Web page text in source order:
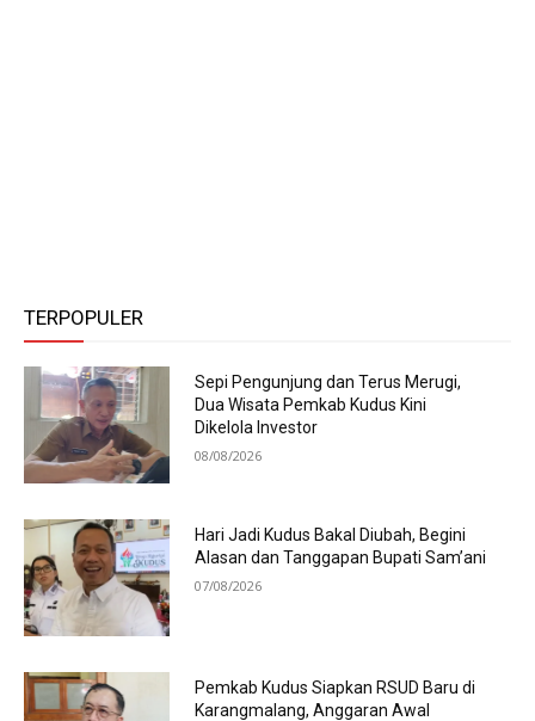
TERPOPULER
Sepi Pengunjung dan Terus Merugi,
Dua Wisata Pemkab Kudus Kini
Dikelola Investor
08/08/2026
Hari Jadi Kudus Bakal Diubah, Begini
Alasan dan Tanggapan Bupati Sam’ani
07/08/2026
Pemkab Kudus Siapkan RSUD Baru di
Karangmalang, Anggaran Awal